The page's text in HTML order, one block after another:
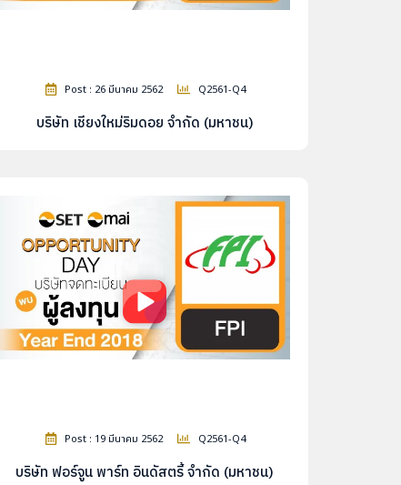
Post : 26 มีนาคม 2562 Q2561-Q4
บริษัท เชียงใหม่ริมดอย จำกัด (มหาชน)
Post : 19 มีนาคม 2562 Q2561-Q4
บริษัท ฟอร์จูน พาร์ท อินดัสตรี้ จำกัด (มหาชน)